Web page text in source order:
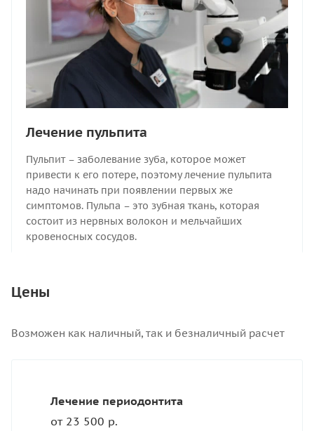
Лечение пульпита
Пульпит – заболевание зуба, которое может
привести к его потере, поэтому лечение пульпита
надо начинать при появлении первых же
симптомов. Пульпа – это зубная ткань, которая
состоит из нервных волокон и мельчайших
кровеносных сосудов.
Цены
Возможен как наличный, так и безналичный расчет
Лечение периодонтита
от 23 500 р.